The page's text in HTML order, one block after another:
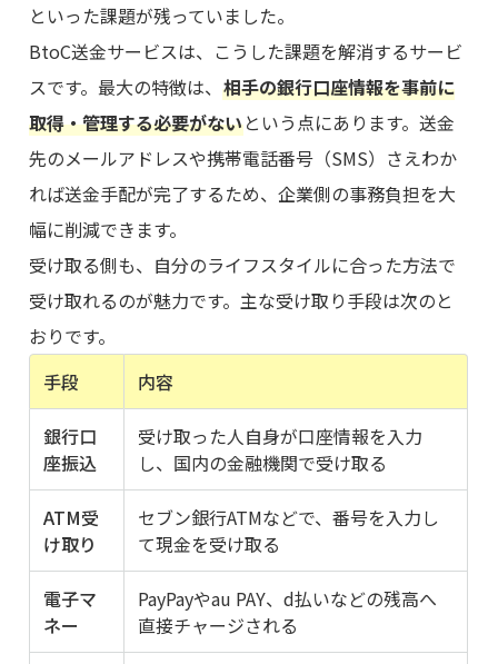
といった課題が残っていました。
BtoC送金サービスは、こうした課題を解消するサービ
スです。最大の特徴は、相手の銀行口座情報を事前に
取得・管理する必要がないという点にあります。送金
先のメールアドレスや携帯電話番号（SMS）さえわか
れば送金手配が完了するため、企業側の事務負担を大
幅に削減できます。
受け取る側も、自分のライフスタイルに合った方法で
受け取れるのが魅力です。主な受け取り手段は次のと
おりです。
手段
内容
銀行口
座振込
受け取った人自身が口座情報を入力
し、国内の金融機関で受け取る
ATM受
け取り
セブン銀行ATMなどで、番号を入力し
て現金を受け取る
電子マ
ネー
PayPayやau PAY、d払いなどの残高へ
直接チャージされる